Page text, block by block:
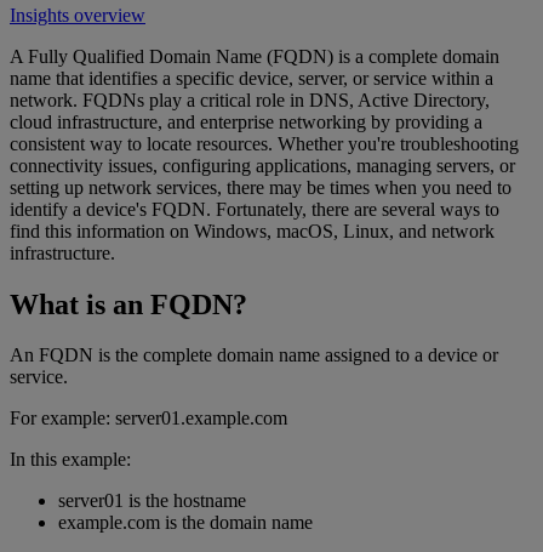
Insights overview
A Fully Qualified Domain Name (FQDN) is a complete domain
name that identifies a specific device, server, or service within a
network. FQDNs play a critical role in DNS, Active Directory,
cloud infrastructure, and enterprise networking by providing a
consistent way to locate resources. Whether you're troubleshooting
connectivity issues, configuring applications, managing servers, or
setting up network services, there may be times when you need to
identify a device's FQDN. Fortunately, there are several ways to
find this information on Windows, macOS, Linux, and network
infrastructure.
What is an FQDN?
An FQDN is the complete domain name assigned to a device or
service.
For example: server01.example.com
In this example:
server01 is the hostname
example.com is the domain name